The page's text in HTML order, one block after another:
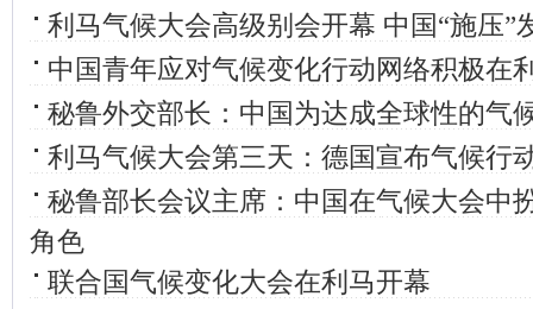
利马气候大会高级别会开幕 中国“施压”
中国青年应对气候变化行动网络积极在
秘鲁外交部长：中国为达成全球性的气
利马气候大会第三天：德国宣布气候行
秘鲁部长会议主席：中国在气候大会中
角色
联合国气候变化大会在利马开幕